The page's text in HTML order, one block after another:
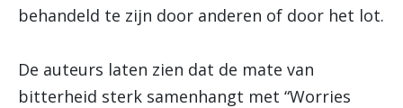
behandeld te zijn door anderen of door het lot.
De auteurs laten zien dat de mate van
bitterheid sterk samenhangt met “Worries